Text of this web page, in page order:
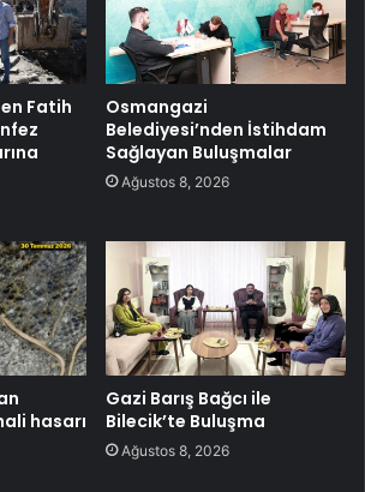
Fatih
Osmangazi
Belediyesi’nden İstihdam
Sağlayan Buluşmalar
Ağustos 8, 2026
hasarı
Gazi Barış Bağcı ile
Bilecik’te Buluşma
Ağustos 8, 2026